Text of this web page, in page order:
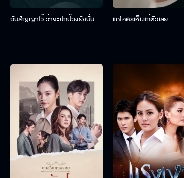
ฉันสัญญาไว้ ว่าจะปกป้องยัยนั่น แกโคตรเห็นแก่ตัวเลย